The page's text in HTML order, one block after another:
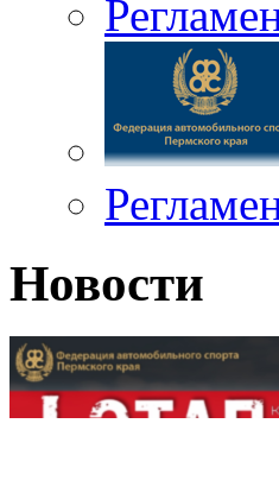
Новости